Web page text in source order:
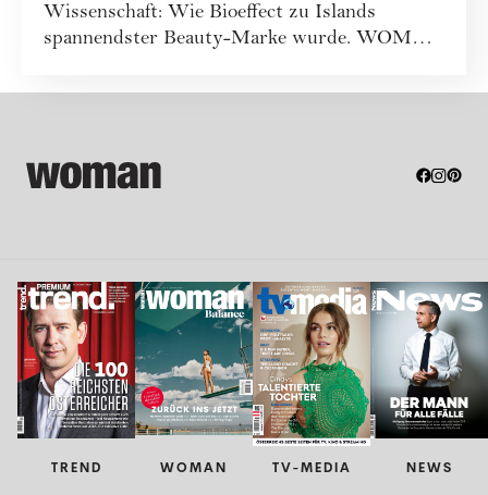
Wissenschaft: Wie Bioeffect zu Islands
spannendster Beauty-Marke wurde. WOMAN
TREND WOMAN TV-MEDIA NEWS